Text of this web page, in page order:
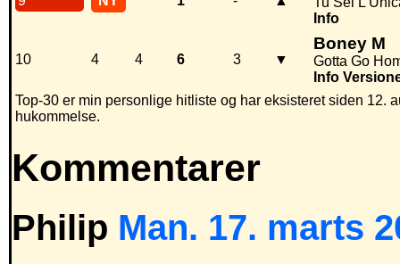
Info
10 4 4 6 3 ▼
Boney M
Gotta Go
Info
Top-30 er min personlige hitliste og har eksisteret siden 12.
hukommelse.
Kommentarer
Philip Man. 17. marts